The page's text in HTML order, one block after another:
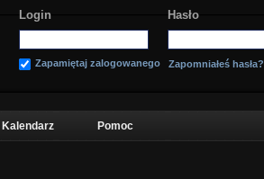
Login Hasło
Zapamiętaj zalogowanego Zapomniałeś hasła?
Kalendarz Pomoc